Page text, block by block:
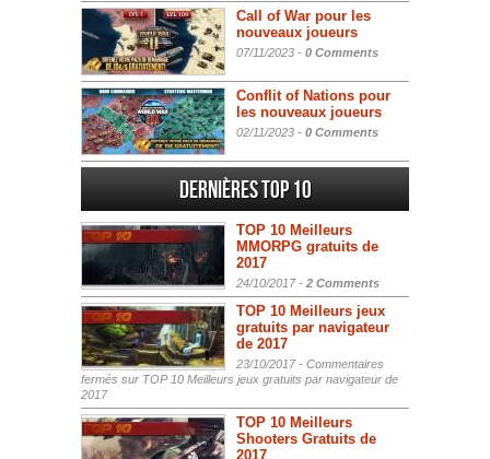
Call of War pour les
nouveaux joueurs
07/11/2023 - 0 Comments
Conflit of Nations pour
les nouveaux joueurs
02/11/2023 - 0 Comments
Dernières Top 10
TOP 10 Meilleurs
MMORPG gratuits de
2017
24/10/2017 - 2 Comments
TOP 10 Meilleurs jeux
gratuits par navigateur
de 2017
23/10/2017 - Commentaires
fermés sur TOP 10 Meilleurs jeux gratuits par navigateur de
2017
TOP 10 Meilleurs
Shooters Gratuits de
2017